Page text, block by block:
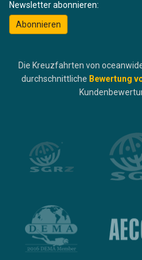
Newsletter abonnieren:
Abonnieren
Die Kreuzfahrten von
durchschnittliche Bewertung